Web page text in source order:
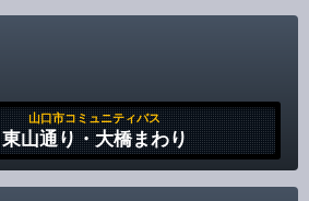
山口市コミュニティバス
東山通り・大橋まわり